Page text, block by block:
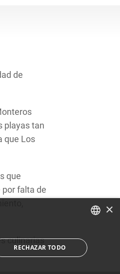
de
playas tan
que Los
que
por falta de
culinarias
SPANISH
×
RECHAZAR TODO